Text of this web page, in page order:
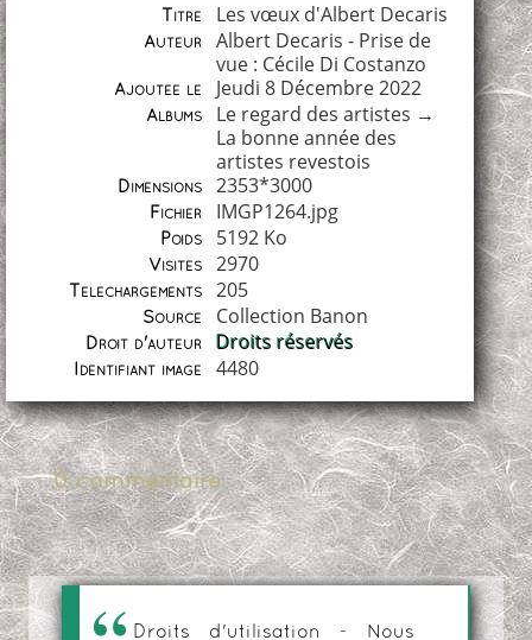
Titre Les vœux d'Albert Decaris
Auteur
Albert Decaris - Prise de
vue : Cécile Di Costanzo
Ajoutée le Jeudi 8 Décembre 2022
Albums Le regard des artistes →
La bonne année des
artistes revestois
Dimensions 2353*3000
Fichier IMGP1264.jpg
Poids 5192 Ko
Visites 2970
Téléchargements 205
Source Collection Banon
Droit d'auteur Droits réservés
Identifiant image 4480
0 commentaire
Droits d'utilisation - Nous